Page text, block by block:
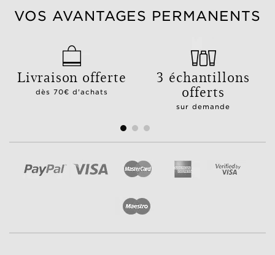
VOS AVANTAGES PERMANENTS
Livraison offerte
dès 70€ d'achats
3 échantillons
offerts
sur demande